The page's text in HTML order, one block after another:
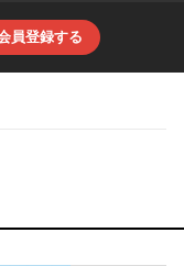
員登録する